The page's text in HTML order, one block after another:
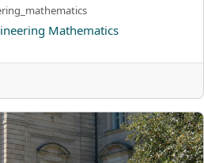
Mathematics